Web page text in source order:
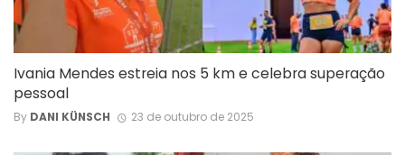
Ivania Mendes estreia nos 5 km e celebra superação
pessoal
By DANI KÜNSCH 23 de outubro de 2025